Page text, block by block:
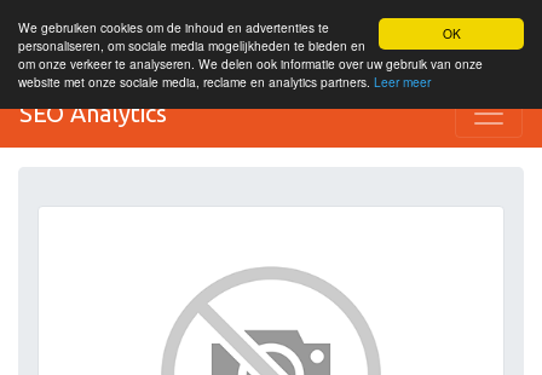
OK
We gebruiken cookies om de inhoud en advertenties te
personaliseren, om sociale media mogelijkheden te bieden en
om onze verkeer te analyseren. We delen ook informatie over uw gebruik van onze
website met onze sociale media, reclame en analytics partners. Leer meer
SEO Analytics